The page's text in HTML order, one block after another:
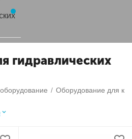
гидравлических
/ Оборудование для